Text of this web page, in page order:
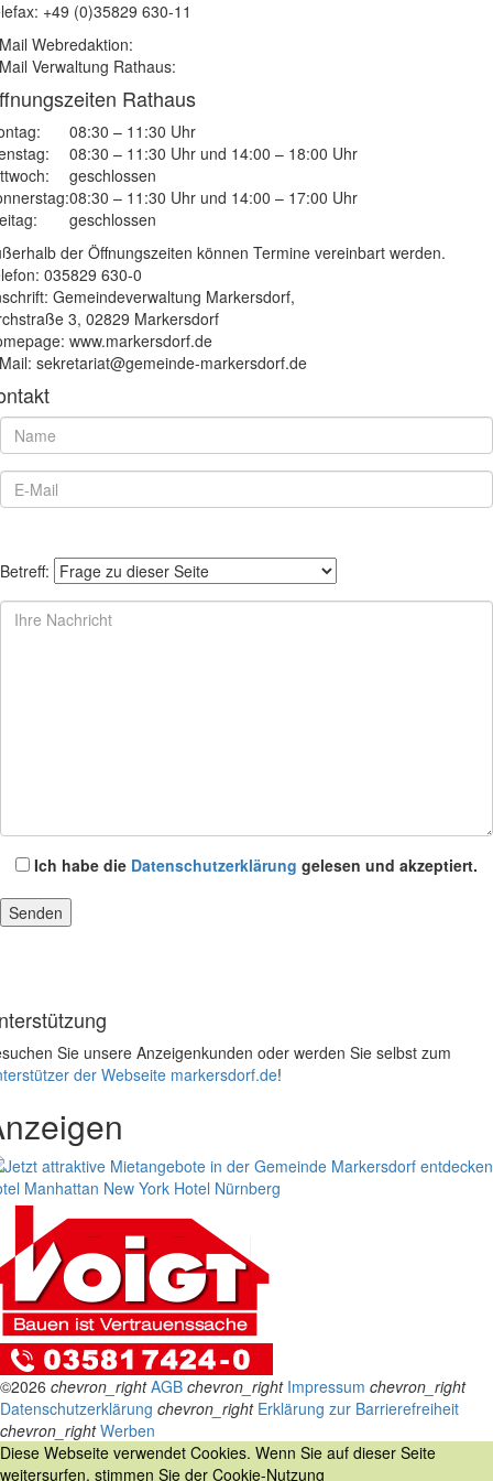
+49 (0)35829 630-11
Webredaktion:
Verwaltung Rathaus:
Rathaus
08:30 – 11:30 Uhr
08:30 – 11:30 Uhr und 14:00 – 18:00 Uhr
geschlossen
08:30 – 11:30 Uhr und 14:00 – 17:00 Uhr
geschlossen
der Öffnungszeiten können Termine vereinbart werden.
035829 630-0
Gemeindeverwaltung Markersdorf,
3, 02829 Markersdorf
www.markersdorf.de
sekretariat@gemeinde-markersdorf.de
Betreff:
Ich habe die Datenschutzerklärung gelesen und akzeptiert.
Sie unsere Anzeigenkunden oder werden Sie selbst zum
der Webseite markersdorf.de!
Manhattan New York Hotel Nürnberg
©2026 chevron_right AGB chevron_right Impressum chevron_right
Datenschutzerklärung chevron_right Erklärung zur Barrierefreiheit
chevron_right Werben
Diese Webseite verwendet Cookies. Wenn Sie auf dieser Seite
weitersurfen, stimmen Sie der Cookie-Nutzung